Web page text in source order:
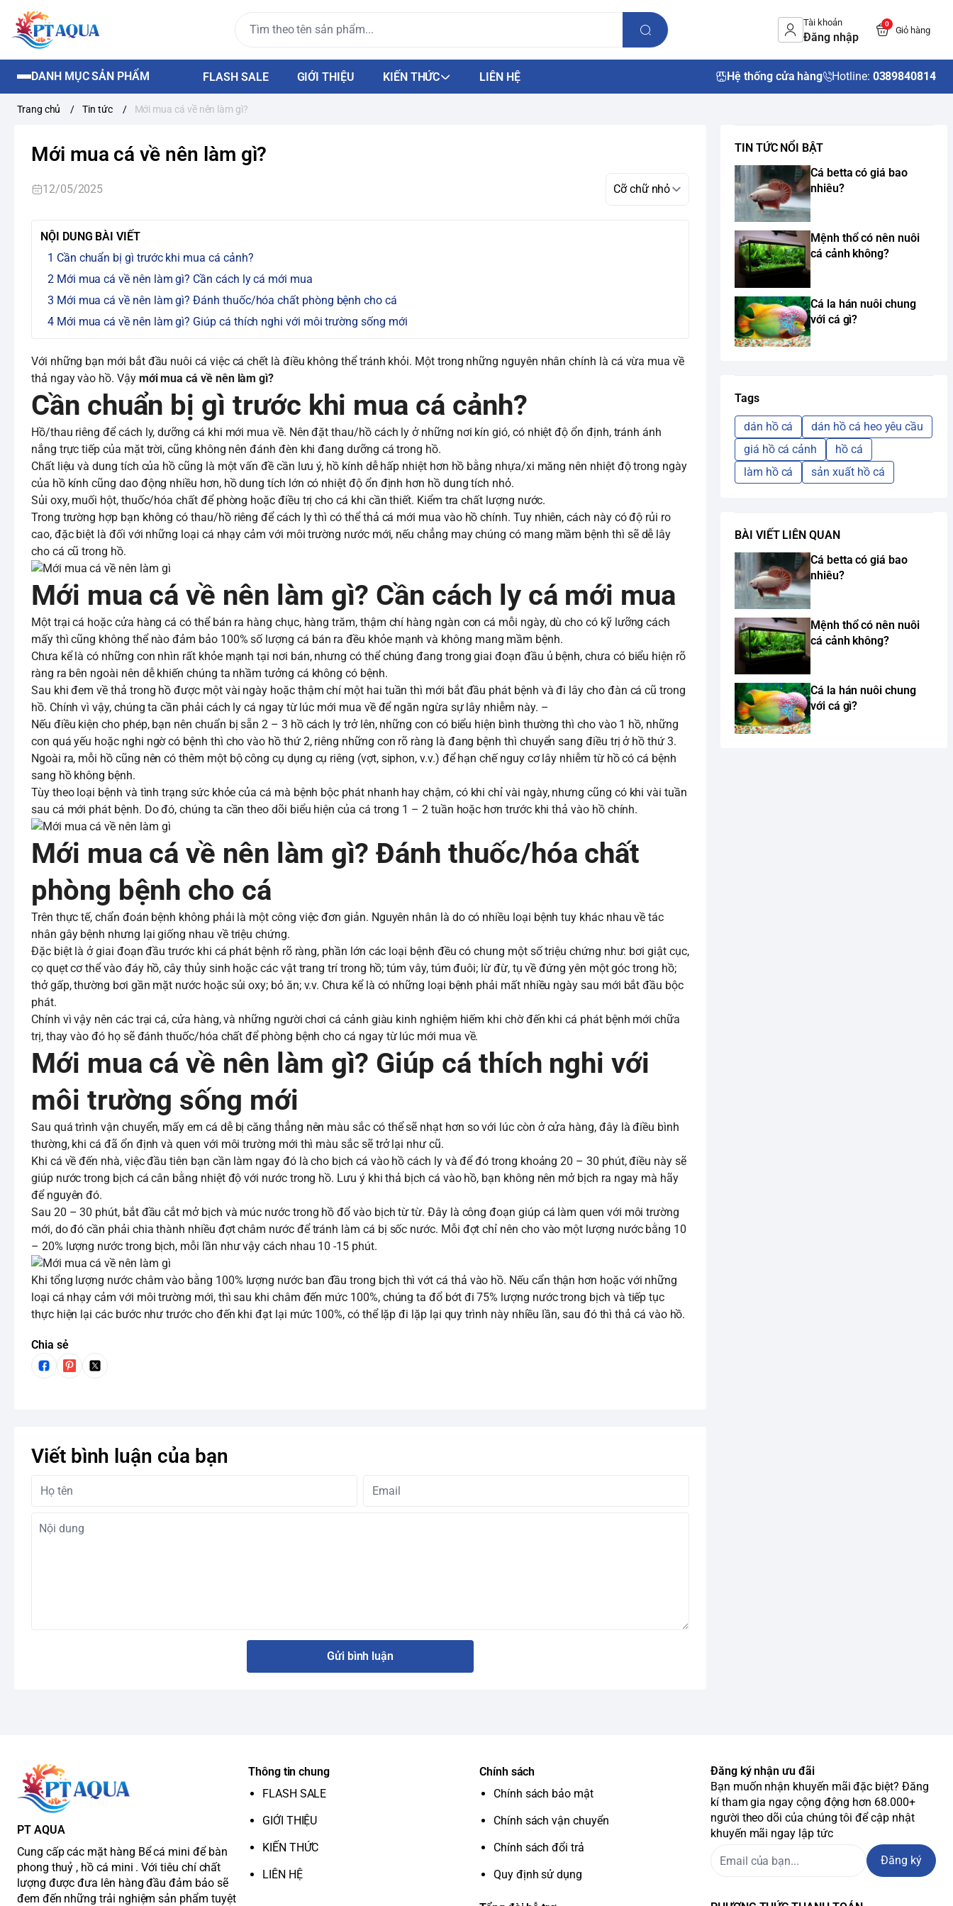
Tài khoản
Đăng nhập
0
Giỏ hàng
DANH MỤC SẢN PHẨM FLASH SALE GIỚI THIỆU KIẾN THỨC LIÊN HỆ Hệ thống cửa hàng Hotline: 0389840814
Trang chủ / Tin tức / Mới mua cá về nên làm gì?
Mới mua cá về nên làm gì?
12/05/2025
NỘI DUNG BÀI VIẾT
Cần chuẩn bị gì trước khi mua cá cảnh?
Mới mua cá về nên làm gì? Cần cách ly cá mới mua
Mới mua cá về nên làm gì? Đánh thuốc/hóa chất phòng bệnh cho cá
Mới mua cá về nên làm gì? Giúp cá thích nghi với môi trường sống mới
Với những bạn mới bắt đầu nuôi cá việc cá chết là điều không thể tránh khỏi. Một trong những nguyên nhân chính là cá vừa mua về
thả ngay vào hồ. Vậy mới mua cá về nên làm gì?
Cần chuẩn bị gì trước khi mua cá cảnh?
Hồ/thau riêng để cách ly, dưỡng cá khi mới mua về. Nên đặt thau/hồ cách ly ở những nơi kín gió, có nhiệt độ ổn định, tránh ánh
nắng trực tiếp của mặt trời, cũng không nên đánh đèn khi đang dưỡng cá trong hồ.
Chất liệu và dung tích của hồ cũng là một vấn đề cần lưu ý, hồ kính dễ hấp nhiệt hơn hồ bằng nhựa/xi măng nên nhiệt độ trong ngày
của hồ kính cũng dao động nhiều hơn, hồ dung tích lớn có nhiệt độ ổn định hơn hồ dung tích nhỏ.
Sủi oxy, muối hột, thuốc/hóa chất để phòng hoặc điều trị cho cá khi cần thiết. Kiểm tra chất lượng nước.
Trong trường hợp bạn không có thau/hồ riêng để cách ly thì có thể thả cá mới mua vào hồ chính. Tuy nhiên, cách này có độ rủi ro
cao, đặc biệt là đối với những loại cá nhạy cảm với môi trường nước mới, nếu chẳng may chúng có mang mầm bệnh thì sẽ dễ lây
cho cá cũ trong hồ.
Mới mua cá về nên làm gì? Cần cách ly cá mới mua
Một trại cá hoặc cửa hàng cá có thể bán ra hàng chục, hàng trăm, thậm chí hàng ngàn con cá mỗi ngày, dù cho có kỹ lưỡng cách
mấy thì cũng không thể nào đảm bảo 100% số lượng cá bán ra đều khỏe mạnh và không mang mầm bệnh.
Chưa kể là có những con nhìn rất khỏe mạnh tại nơi bán, nhưng có thể chúng đang trong giai đoạn đầu ủ bệnh, chưa có biểu hiện rõ
ràng ra bên ngoài nên dễ khiến chúng ta nhầm tưởng cá không có bệnh.
Sau khi đem về thả trong hồ được một vài ngày hoặc thậm chí một hai tuần thì mới bắt đầu phát bệnh và đi lây cho đàn cá cũ trong
hồ. Chính vì vậy, chúng ta cần phải cách ly cá ngay từ lúc mới mua về để ngăn ngừa sự lây nhiễm này. –
Nếu điều kiện cho phép, bạn nên chuẩn bị sẵn 2 – 3 hồ cách ly trở lên, những con có biểu hiện bình thường thì cho vào 1 hồ, những
con quá yếu hoặc nghi ngờ có bệnh thì cho vào hồ thứ 2, riêng những con rõ ràng là đang bệnh thì chuyển sang điều trị ở hồ thứ 3.
Ngoài ra, mỗi hồ cũng nên có thêm một bộ công cụ dụng cụ riêng (vợt, siphon, v.v.) để hạn chế nguy cơ lây nhiễm từ hồ có cá bệnh
sang hồ không bệnh.
Tùy theo loại bệnh và tình trạng sức khỏe của cá mà bệnh bộc phát nhanh hay chậm, có khi chỉ vài ngày, nhưng cũng có khi vài tuần
sau cá mới phát bệnh. Do đó, chúng ta cần theo dõi biểu hiện của cá trong 1 – 2 tuần hoặc hơn trước khi thả vào hồ chính.
Mới mua cá về nên làm gì? Đánh thuốc/hóa chất
phòng bệnh cho cá
Trên thực tế, chẩn đoán bệnh không phải là một công việc đơn giản. Nguyên nhân là do có nhiều loại bệnh tuy khác nhau về tác
nhân gây bệnh nhưng lại giống nhau về triệu chứng.
Đặc biệt là ở giai đoạn đầu trước khi cá phát bệnh rõ ràng, phần lớn các loại bệnh đều có chung một số triệu chứng như: bơi giật cục,
cọ quẹt cơ thể vào đáy hồ, cây thủy sinh hoặc các vật trang trí trong hồ; túm vây, túm đuôi; lừ đừ, tụ về đứng yên một góc trong hồ;
thở gấp, thường bơi gần mặt nước hoặc sủi oxy; bỏ ăn; v.v. Chưa kể là có những loại bệnh phải mất nhiều ngày sau mới bắt đầu bộc
phát.
Chính vì vậy nên các trại cá, cửa hàng, và những người chơi cá cảnh giàu kinh nghiệm hiếm khi chờ đến khi cá phát bệnh mới chữa
trị, thay vào đó họ sẽ đánh thuốc/hóa chất để phòng bệnh cho cá ngay từ lúc mới mua về.
Mới mua cá về nên làm gì? Giúp cá thích nghi với
môi trường sống mới
Sau quá trình vận chuyển, mấy em cá dễ bị căng thẳng nên màu sắc có thể sẽ nhạt hơn so với lúc còn ở cửa hàng, đây là điều bình
thường, khi cá đã ổn định và quen với môi trường mới thì màu sắc sẽ trở lại như cũ.
Khi cá về đến nhà, việc đầu tiên bạn cần làm ngay đó là cho bịch cá vào hồ cách ly và để đó trong khoảng 20 – 30 phút, điều này sẽ
giúp nước trong bịch cá cân bằng nhiệt độ với nước trong hồ. Lưu ý khi thả bịch cá vào hồ, bạn không nên mở bịch ra ngay mà hãy
để nguyên đó.
Sau 20 – 30 phút, bắt đầu cắt mở bịch và múc nước trong hồ đổ vào bịch từ từ. Đây là công đoạn giúp cá làm quen với môi trường
mới, do đó cần phải chia thành nhiều đợt châm nước để tránh làm cá bị sốc nước. Mỗi đợt chỉ nên cho vào một lượng nước bằng 10
– 20% lượng nước trong bịch, mỗi lần như vậy cách nhau 10 -15 phút.
Khi tổng lượng nước châm vào bằng 100% lượng nước ban đầu trong bịch thì vớt cá thả vào hồ. Nếu cẩn thận hơn hoặc với những
loại cá nhạy cảm với môi trường mới, thì sau khi châm đến mức 100%, chúng ta đổ bớt đi 75% lượng nước trong bịch và tiếp tục
thực hiện lại các bước như trước cho đến khi đạt lại mức 100%, có thể lặp đi lặp lại quy trình này nhiều lần, sau đó thì thả cá vào hồ.
Chia sẻ
Viết bình luận của bạn
Gửi bình luận
TIN TỨC NỔI BẬT
Cá betta có giá bao
nhiêu?
Mệnh thổ có nên nuôi
cá cảnh không?
Cá la hán nuôi chung
với cá gì?
Tags
dán hồ cá
dán hồ cá heo yêu cầu
giá hồ cá cảnh
hồ cá
làm hồ cá
sản xuất hồ cá
BÀI VIẾT LIÊN QUAN
Cá betta có giá bao
nhiêu?
Mệnh thổ có nên nuôi
cá cảnh không?
Cá la hán nuôi chung
với cá gì?
PT AQUA
Cung cấp các mặt hàng Bể cá mini để bàn
phong thuỷ , hồ cá mini . Với tiêu chí chất
lượng được đưa lên hàng đầu đảm bảo sẽ
đem đến những trải nghiệm sản phẩm tuyệt
Thông tin chung
FLASH SALE
GIỚI THIỆU
KIẾN THỨC
LIÊN HỆ
Chính sách
Chính sách bảo mật
Chính sách vận chuyển
Chính sách đổi trả
Quy định sử dụng
Đăng ký nhận ưu đãi
Bạn muốn nhận khuyến mãi đặc biệt? Đăng
kí tham gia ngay cộng động hơn 68.000+
người theo dõi của chúng tôi để cập nhật
khuyến mãi ngay lập tức
Đăng ký